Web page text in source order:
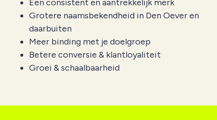
Een consistent en aantrekkelijk merk
Grotere naamsbekendheid in Den Oever en
daarbuiten
Meer binding met je doelgroep
Betere conversie & klantloyaliteit
Groei & schaalbaarheid